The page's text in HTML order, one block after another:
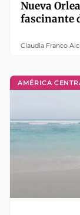
Nueva
fascinante
Claudia Franco
AMÉRICA